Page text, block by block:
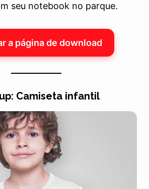
seu notebook no parque.
a página de download
Camiseta infantil